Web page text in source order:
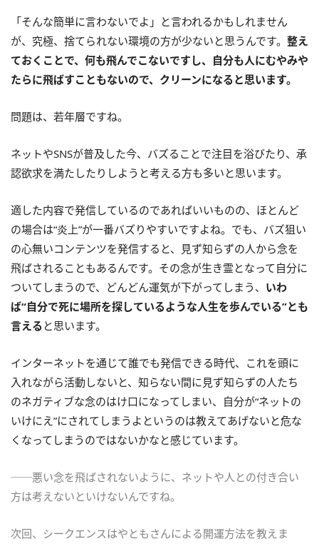
「そんな簡単に言わないでよ」と言われるかもしれません
が、究極、捨てられない環境の方が少ないと思うんです。 整え
ておくことで、何も飛んでこないですし、自分も人にむやみや
たらに飛ばすこともないので、クリーンになると思います。
問題は、若年層ですね。
ネットやSNSが普及した今、バズることで注目を浴びたり、承
認欲求を満たしたりしようと考える方も多いと思います。
適した内容で発信しているのであればいいものの、ほとんど
の場合は“炎上”が一番バズりやすいですよね。でも、バズ狙い
の心無いコンテンツを発信すると、見ず知らずの人から念を
飛ばされることもあるんです。その念が生き霊となって自分に
ついてしまうので、どんどん運気が下がってしまう、 いわ
ば“自分で死に場所を探しているような人生を歩んでいる”とも
言える と思います。
インターネットを通じて誰でも発信できる時代、これを頭に
入れながら活動しないと、知らない間に見ず知らずの人たち
のネガティブな念のはけ口になってしまい、自分が“ネットの
いけにえ”にされてしまうよというのは教えてあげないと危な
くなってしまうのではないかなと感じています。
──悪い念を飛ばされないように、ネットや人との付き合い
方は考えないといけないんですね。
次回、シークエンスはやともさんによる開運方法を教えま